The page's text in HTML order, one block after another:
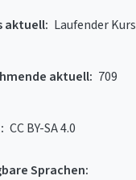
aktuell: Laufender Kurs
aktuell: 709
CC BY-SA 4.0
Sprachen: